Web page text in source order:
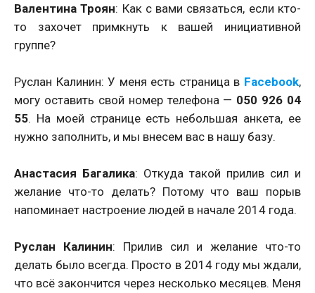
Валентина Троян: Как с вами связаться, если кто-
то захочет примкнуть к вашей инициативной
группе?
Руслан Калинин: У меня есть страница в Facebook,
могу оставить свой номер телефона — 050 926 04
55. На моей странице есть небольшая анкета, ее
нужно заполнить, и мы внесем вас в нашу базу.
Анастасия Багалика: Откуда такой прилив сил и
желание что-то делать? Потому что ваш порыв
напоминает настроение людей в начале 2014 года.
Руслан Калинин: Прилив сил и желание что-то
делать было всегда. Просто в 2014 году мы ждали,
что всё закончится через несколько месяцев. Меня